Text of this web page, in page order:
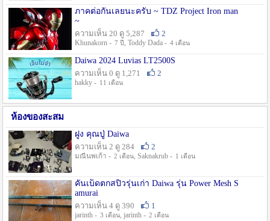
ภาคต่อกันเลยนะครับ ~ TDZ Project Iron man
~
ความเห็น 20 ดู 5,287
2
Khunakorn - 7 ปี , Toddy Dada - 4 เดือน
Daiwa 2024 Luvias LT2500S
ความเห็น 0 ดู 1,271
2
hakky - 11 เดือน
ห้องของสะสม
ฝูง คุณปู่ Daiwa
ความเห็น 2 ดู 284
2
มณีนพเก้า - 2 เดือน, Saknakrub - 1 เดือน
คันเบ็ดตกสปิ๋วรุ่นเก่า Daiwa รุ่น Power Mesh S
amurai
ความเห็น 4 ดู 390
1
jarinth - 3 เดือน, jarinth - 2 เดือน